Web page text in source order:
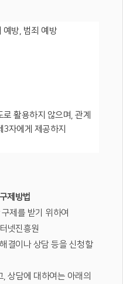
예방, 범죄 예방
활용하지 않으며, 관계
자에게 제공하지
제방법
제를 받기 위하여
넷진흥원
결이나 상담 등을 신청할
상담에 대하여는 아래의